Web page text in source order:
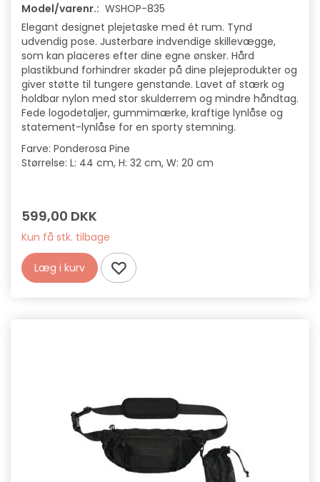
Model/varenr.: WSHOP-835
Elegant designet plejetaske med ét rum. Tynd
udvendig pose. Justerbare indvendige skillevægge,
som kan placeres efter dine egne ønsker. Hård
plastikbund forhindrer skader på dine plejeprodukter og
giver støtte til tungere genstande. Lavet af stærk og
holdbar nylon med stor skulderrem og mindre håndtag.
Fede logodetaljer, gummimærke, kraftige lynlåse og
statement-lynlåse for en sporty stemning.
Farve: Ponderosa Pine
Størrelse: L: 44 cm, H: 32 cm, W: 20 cm
599,00 DKK
Kun få stk. tilbage
Læg i kurv